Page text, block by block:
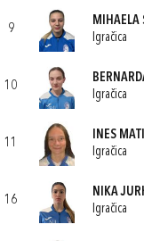
9
MIHAELA
Igračica
10
Igračica
11
INES
Igračica
16
NIKA
Igračica